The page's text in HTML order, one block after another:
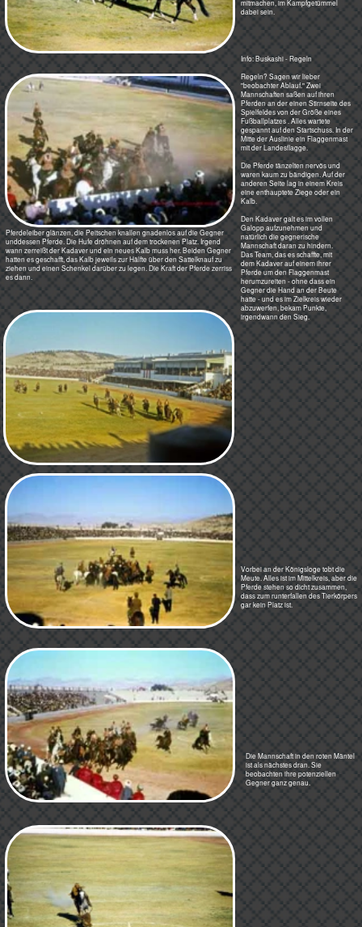
Die Mannschaft in den roten Mäntel
ist als nächstes dran. Sie
beobachten ihre potenziellen
Gegner ganz genau.
Ein Trick, ein schnelles Pferd -
dieses Spiel ist erst einmal
gewonnen!
wurden die Reiter im roten Mantel im
Die Mannschaften kamen
hauptsächlich aus dem Norden des
Landes. Provinzen, Städte wie Masar
e-Sharif, Bewohner von Tälern oder
reichen Dörfer entsandten und
finanzierten sie.
In den einzelnen Regionen fanden
vorher Ausscheidungskämpfe statt.
Die Pferde waren vollkommen fertig. Eine Stunde
Kampf in 1300 m Höhe. Das goldfarbene Pferd
gehörte dem Hünen vom Eingangsbild. Natürlich
hatten die Stars wie er einen Pferdebatscha.
Zu saufen gaben sie ihnen so kurz nach der
Anstrengung nichts - man ließ sie einfach in Ruhe,
kein trockenreiben, nichts. Sie schliefen mit offenen
Mäulern einfach ein.
Kabul - Sport und Spiele: Die Parade zu Djeschen
Die Buzkashikämpfe waren der Höhepunkt und der spannende Abschluss der Feierlichkeiten zum
Geburtstag des Königs von Afghanistan. Auch die Militärparade zog die Massen an. Fernsehen gab es
nicht und so waren die Afghanen schon mächtig beeindruckt von den rasselnden alten Panzern und der
einen Rakete aus der Sowjetunion. Die Russen bildeten das Militär und die Deutschen die Polizei aus.
Natürlich gab es auch eine Militärkapelle - unvergessen: Solch eine atonale Musik kam nie wieder an die
Ohren!